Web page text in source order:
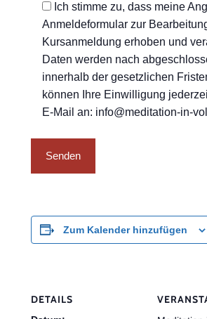
Ich stimme zu, dass meine
Anmeldeformular zur
Kursanmeldung erhoben und
Daten werden nach
innerhalb der gesetzlichen
können Ihre Einwilligung
E-Mail an: info@meditation-in-
Zum Kalender hinzufügen
DETAILS